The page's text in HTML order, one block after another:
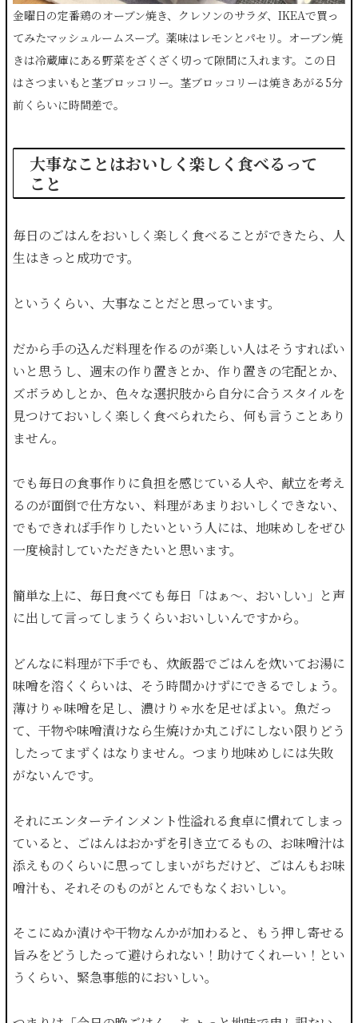
金曜日の定番鶏のオーブン焼き、クレソンのサラダ、IKEAで買っ
てみたマッシュルームスープ。薬味はレモンとパセリ。オーブン焼
きは冷蔵庫にある野菜をざくざく切って隙間に入れます。この日
はさつまいもと茎ブロッコリー。茎ブロッコリーは焼きあがる5分
前くらいに時間差で。
大事なことはおいしく楽しく食べるって
こと
毎日のごはんをおいしく楽しく食べることができたら、人
生はきっと成功です。
というくらい、大事なことだと思っています。
だから手の込んだ料理を作るのが楽しい人はそうすればい
いと思うし、週末の作り置きとか、作り置きの宅配とか、
ズボラめしとか、色々な選択肢から自分に合うスタイルを
見つけておいしく楽しく食べられたら、何も言うことあり
ません。
でも毎日の食事作りに負担を感じている人や、献立を考え
るのが面倒で仕方ない、料理があまりおいしくできない、
でもできれば手作りしたいという人には、地味めしをぜひ
一度検討していただきたいと思います。
簡単な上に、毎日食べても毎日「はぁ〜、おいしい」と声
に出して言ってしまうくらいおいしいんですから。
どんなに料理が下手でも、炊飯器でごはんを炊いてお湯に
味噌を溶くくらいは、そう時間かけずにできるでしょう。
薄けりゃ味噌を足し、濃けりゃ水を足せばよい。魚だっ
て、干物や味噌漬けなら生焼けか丸こげにしない限りどう
したってまずくはなりません。つまり地味めしには失敗
がないんです。
それにエンターテインメント性溢れる食卓に慣れてしまっ
ていると、ごはんはおかずを引き立てるもの、お味噌汁は
添えものくらいに思ってしまいがちだけど、ごはんもお味
噌汁も、それそのものがとんでもなくおいしい。
そこにぬか漬けや干物なんかが加わると、もう押し寄せる
旨みをどうしたって避けられない！助けてくれーい！とい
うくらい、緊急事態的においしい。